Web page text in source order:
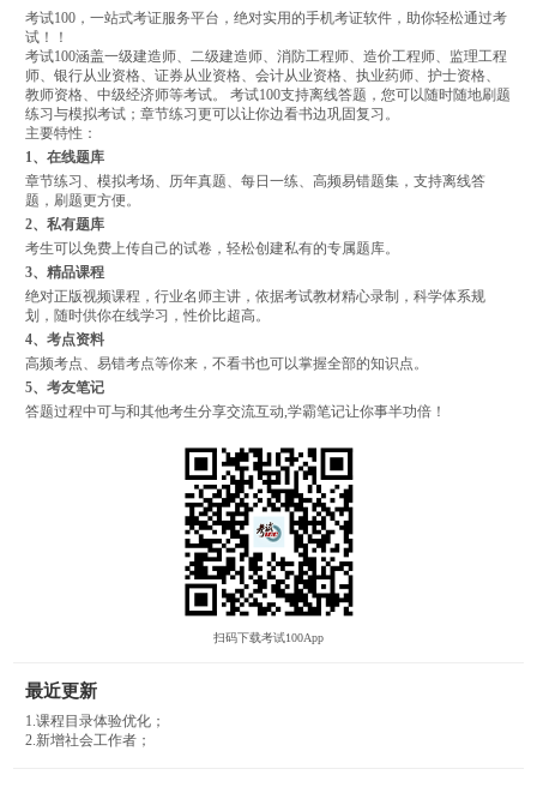
考试100，一站式考证服务平台，绝对实用的手机考证软件，助你轻松通过考
试！！
考试100涵盖一级建造师、二级建造师、消防工程师、造价工程师、监理工程
师、银行从业资格、证券从业资格、会计从业资格、执业药师、护士资格、
教师资格、中级经济师等考试。 考试100支持离线答题，您可以随时随地刷题
练习与模拟考试；章节练习更可以让你边看书边巩固复习。
主要特性：
1、在线题库
章节练习、模拟考场、历年真题、每日一练、高频易错题集，支持离线答
题，刷题更方便。
2、私有题库
考生可以免费上传自己的试卷，轻松创建私有的专属题库。
3、精品课程
绝对正版视频课程，行业名师主讲，依据考试教材精心录制，科学体系规
划，随时供你在线学习，性价比超高。
4、考点资料
高频考点、易错考点等你来，不看书也可以掌握全部的知识点。
5、考友笔记
答题过程中可与和其他考生分享交流互动,学霸笔记让你事半功倍！
扫码下载考试100App
最近更新
1.课程目录体验优化；
2.新增社会工作者；